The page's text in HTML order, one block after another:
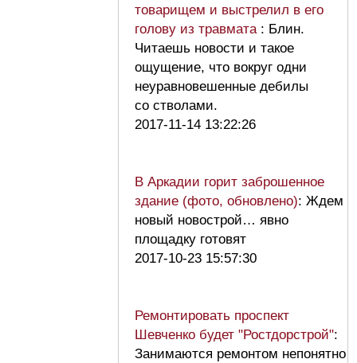
товарищем и выстрелил в его
голову из травмата : Блин.
Читаешь новости и такое
ощущение, что вокруг одни
неуравновешенные дебилы
со стволами.
2017-11-14 13:22:26
В Аркадии горит заброшенное
здание (фото, обновлено): Ждем
новый новострой… явно
площадку готовят
2017-10-23 15:57:30
Ремонтировать проспект
Шевченко будет "Ростдорстрой":
Занимаются ремонтом непонятно